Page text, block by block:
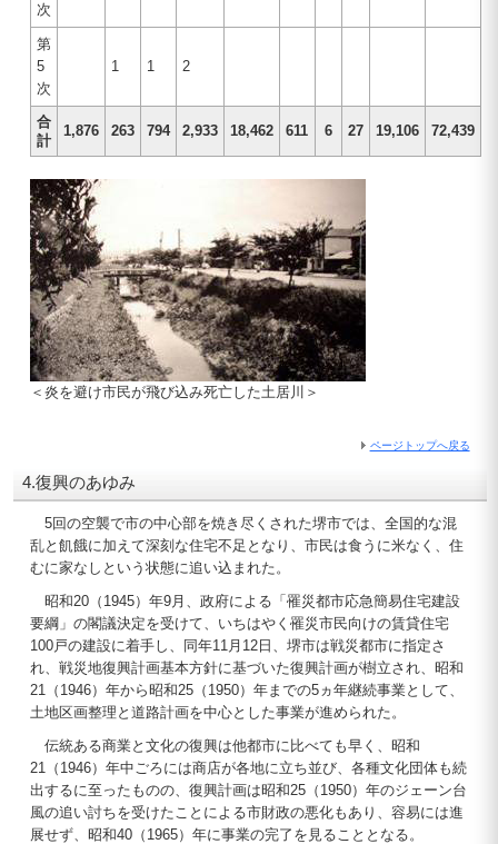
次
第
5
次
1 1 2
合
計
1,876 263 794 2,933 18,462 611 6 27 19,106 72,439
＜炎を避け市民が飛び込み死亡した土居川＞
ページトップへ戻る
4.復興のあゆみ
5回の空襲で市の中心部を焼き尽くされた堺市では、全国的な混
乱と飢餓に加えて深刻な住宅不足となり、市民は食うに米なく、住
むに家なしという状態に追い込まれた。
昭和20（1945）年9月、政府による「罹災都市応急簡易住宅建設
要綱」の閣議決定を受けて、いちはやく罹災市民向けの賃貸住宅
100戸の建設に着手し、同年11月12日、堺市は戦災都市に指定さ
れ、戦災地復興計画基本方針に基づいた復興計画が樹立され、昭和
21（1946）年から昭和25（1950）年までの5ヵ年継続事業として、
土地区画整理と道路計画を中心とした事業が進められた。
伝統ある商業と文化の復興は他都市に比べても早く、昭和
21（1946）年中ごろには商店が各地に立ち並び、各種文化団体も続
出するに至ったものの、復興計画は昭和25（1950）年のジェーン台
風の追い討ちを受けたことによる市財政の悪化もあり、容易には進
展せず、昭和40（1965）年に事業の完了を見ることとなる。